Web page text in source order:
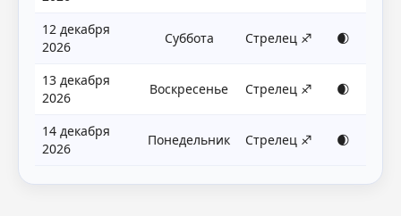
12 декабря
2026
Суббота Стрелец ♐ 🌒
13 декабря
2026
Воскресенье Стрелец ♐ 🌒
14 декабря
2026
Понедельник Стрелец ♐ 🌒